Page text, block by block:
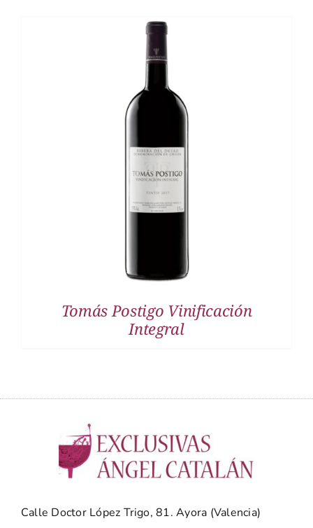
DETALLES
Tomás Postigo Vinificación
Integral
Calle Doctor López Trigo, 81. Ayora (Valencia)